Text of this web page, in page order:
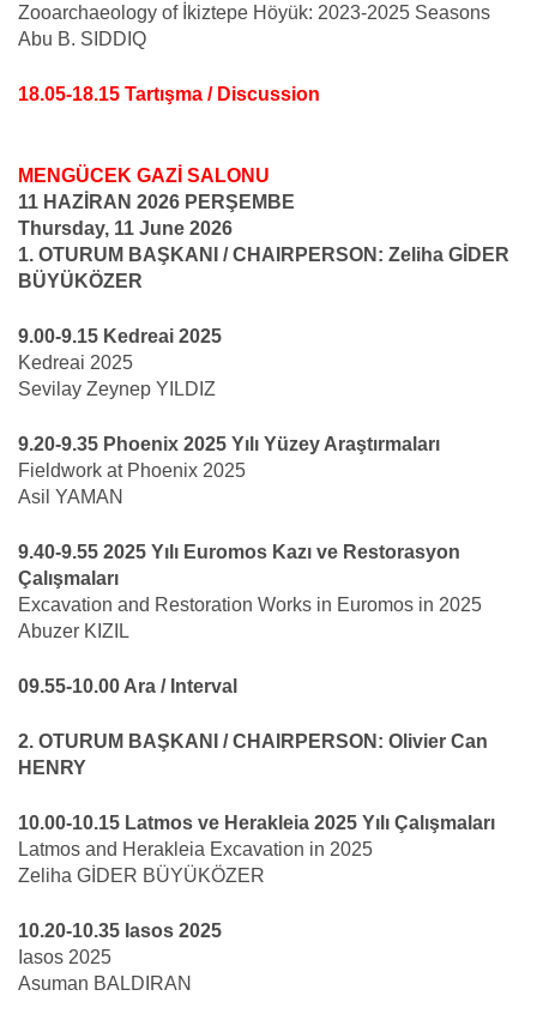
Zooarchaeology of İkiztepe Höyük: 2023-2025 Seasons
Abu B. SIDDIQ
18.05-18.15 Tartışma / Discussion
MENGÜCEK GAZİ SALONU
11 HAZİRAN 2026 PERŞEMBE
Thursday, 11 June 2026
1. OTURUM BAŞKANI / CHAIRPERSON: Zeliha GİDER
BÜYÜKÖZER
9.00-9.15 Kedreai 2025
Kedreai 2025
Sevilay Zeynep YILDIZ
9.20-9.35 Phoenix 2025 Yılı Yüzey Araştırmaları
Fieldwork at Phoenix 2025
Asil YAMAN
9.40-9.55 2025 Yılı Euromos Kazı ve Restorasyon
Çalışmaları
Excavation and Restoration Works in Euromos in 2025
Abuzer KIZIL
09.55-10.00 Ara / Interval
2. OTURUM BAŞKANI / CHAIRPERSON: Olivier Can
HENRY
10.00-10.15 Latmos ve Herakleia 2025 Yılı Çalışmaları
Latmos and Herakleia Excavation in 2025
Zeliha GİDER BÜYÜKÖZER
10.20-10.35 Iasos 2025
Iasos 2025
Asuman BALDIRAN